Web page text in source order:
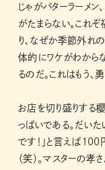
じゃがバターラーメン
がたまらない。これ
り、なぜか季節外れ
体的にワケがわから
るのだ。これはもう、
お店を切り盛りする
っぱいである。だい
です！」と言えば100
（笑）。マスターの孝